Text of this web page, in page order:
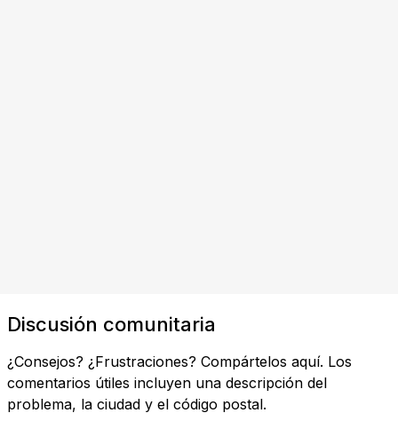
Discusión comunitaria
¿Consejos? ¿Frustraciones? Compártelos aquí. Los
comentarios útiles incluyen una descripción del
problema, la ciudad y el código postal.